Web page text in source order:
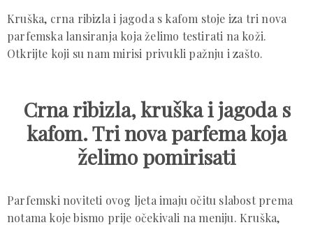
Kruška, crna ribizla i jagoda s kafom stoje iza tri nova
parfemska lansiranja koja želimo testirati na koži.
Otkrijte koji su nam mirisi privukli pažnju i zašto.
Crna ribizla, kruška i jagoda s
kafom. Tri nova parfema koja
želimo pomirisati
Parfemski noviteti ovog ljeta imaju očitu slabost prema
notama koje bismo prije očekivali na meniju. Kruška,